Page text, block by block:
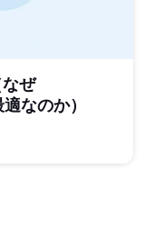
ぜ
なのか）